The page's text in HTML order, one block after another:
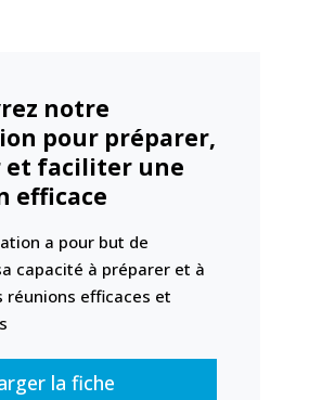
notre
pour préparer,
et faciliter une
efficace
a pour but de
capacité à préparer et à
réunions efficaces et
la fiche